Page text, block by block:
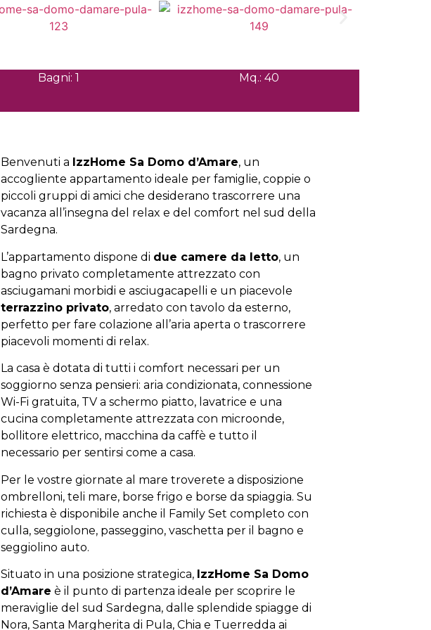
Bagni: 1 Mq.: 40
Benvenuti a IzzHome Sa Domo d’Amare, un
accogliente appartamento ideale per famiglie, coppie o
piccoli gruppi di amici che desiderano trascorrere una
vacanza all’insegna del relax e del comfort nel sud della
Sardegna.
L’appartamento dispone di due camere da letto, un
bagno privato completamente attrezzato con
asciugamani morbidi e asciugacapelli e un piacevole
terrazzino privato, arredato con tavolo da esterno,
perfetto per fare colazione all’aria aperta o trascorrere
piacevoli momenti di relax.
La casa è dotata di tutti i comfort necessari per un
soggiorno senza pensieri: aria condizionata, connessione
Wi-Fi gratuita, TV a schermo piatto, lavatrice e una
cucina completamente attrezzata con microonde,
bollitore elettrico, macchina da caffè e tutto il
necessario per sentirsi come a casa.
Per le vostre giornate al mare troverete a disposizione
ombrelloni, teli mare, borse frigo e borse da spiaggia. Su
richiesta è disponibile anche il Family Set completo con
culla, seggiolone, passeggino, vaschetta per il bagno e
seggiolino auto.
Situato in una posizione strategica, IzzHome Sa Domo
d’Amare è il punto di partenza ideale per scoprire le
meraviglie del sud Sardegna, dalle splendide spiagge di
Nora, Santa Margherita di Pula, Chia e Tuerredda ai